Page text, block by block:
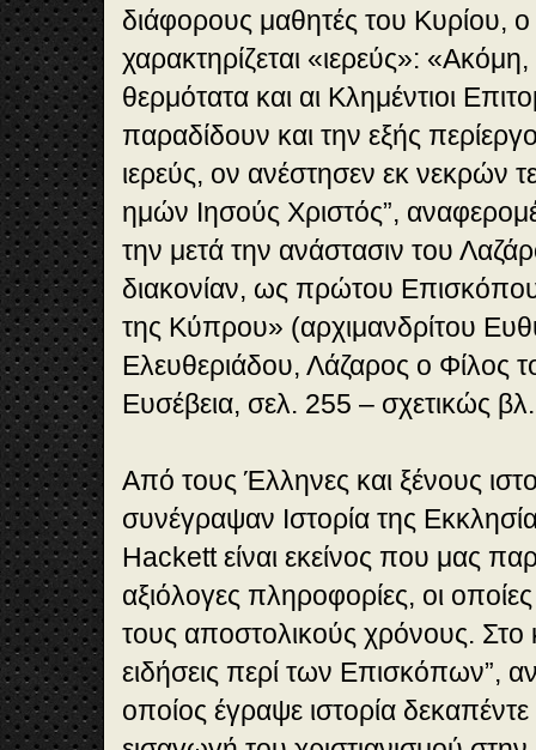
διάφορους μαθητές του Κυρίου,
χαρακτηρίζεται «ιερεύς»:
θερμότατα και αι Κλημέντιοι
παραδίδουν και την εξής
ιερεύς, ον ανέστησεν εκ νεκρών
ημών Ιησούς Χριστός”,
την μετά την ανάστασιν του
διακονίαν, ως πρώ­του
της Κύπρου» (αρχιμανδρίτου
Ελευθεριάδου, Λάζαρος ο Φίλος
Ευσέβεια, σελ. 255 – σχετικώς
Από τους Έλληνες και ξένους
συνέγραψαν Ιστορία της
Hackett είναι εκείνος που μας
αξιόλογες πληροφορίες, οι
τους αποστολικούς χρόνους. Στο
ειδήσεις περί των Επισκόπων”,
οποίος έγραψε ιστορία